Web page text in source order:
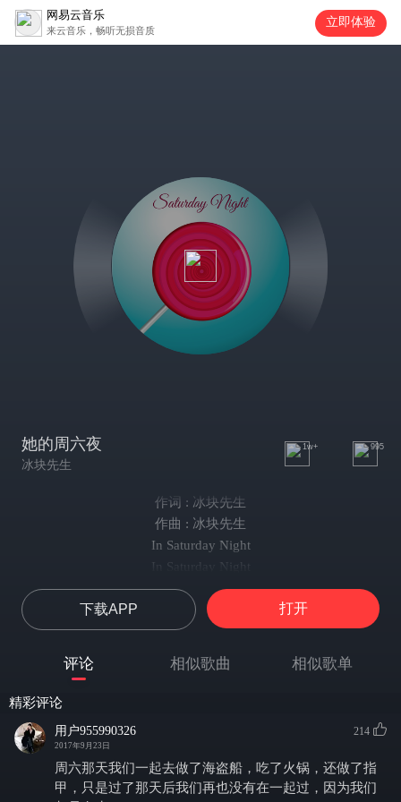
网易云音乐
来云音乐，畅听无损音质
立即体验
她的周六夜
冰块先生
1w+ 995
作词 : 冰块先生
作曲 : 冰块先生
In Saturday Night
In Saturday Night
Here we go
我牵过她的手
原本的自我逻辑都被她牵着走
就像黄金烈酒
能让所有男人
变成真的狗
下载APP 打开
评论 相似歌曲 相似歌单
精彩评论
用户955990326
2017年9月23日
214
周六那天我们一起去做了海盗船，吃了火锅，还做了指
甲，只是过了那天后我们再也没有在一起过，因为我们